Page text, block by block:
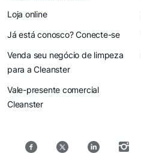
Loja online
Já está conosco? Conecte-se
Venda seu negócio de limpeza
para a Cleanster
Vale-presente comercial
Cleanster